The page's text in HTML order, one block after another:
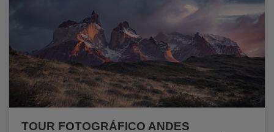
TOUR FOTOGRÁFICO ANDES